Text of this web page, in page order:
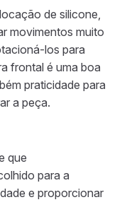
de silicone,
movimentos muito
los para
frontal é uma boa
praticidade para
a peça.
que
para a
e proporcionar